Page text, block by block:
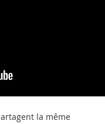
la même